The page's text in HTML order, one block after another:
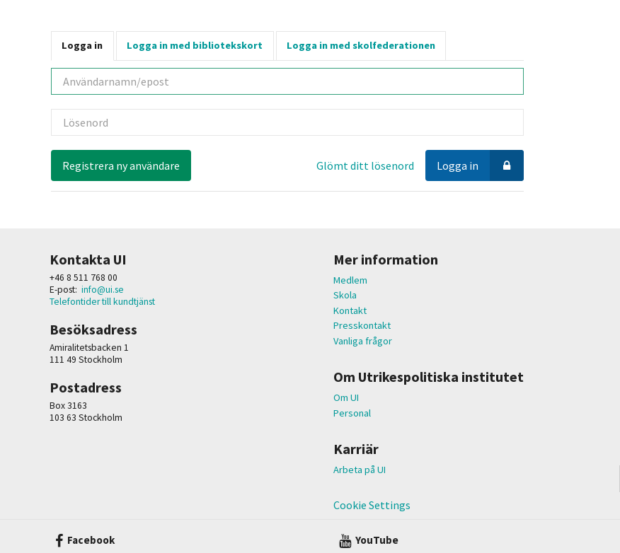
Logga in Logga in med bibliotekskort Logga in med skolfederationen
Användarnamn
Lösenord
Logga in
Glömt ditt lösenord
Registrera ny användare
Kontakta UI
+46 8 511 768 00
E-post: info@ui.se
Telefontider till kundtjänst
Besöksadress
Amiralitetsbacken 1
111 49 Stockholm
Postadress
Box 3163
103 63 Stockholm
Mer information
Medlem
Skola
Kontakt
Presskontakt
Vanliga frågor
Om Utrikespolitiska institutet
Om UI
Personal
Karriär
Arbeta på UI
Cookie Settings
Facebook YouTube